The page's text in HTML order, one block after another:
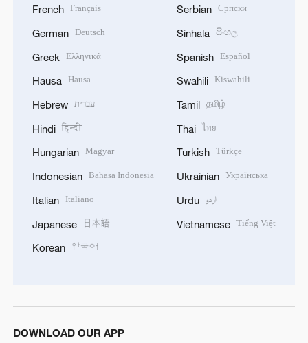
French Français
German Deutsch
Greek Ελληνικά
Hausa Hausa
Hebrew עברית
Hindi हिन्दी
Hungarian Magyar
Indonesian Bahasa Indonesia
Italian Italiano
Japanese 日本語
Korean 한국어
Serbian Српски
Sinhala සිංහල
Spanish Español
Swahili Kiswahili
Tamil தமிழ்
Thai ไทย
Turkish Türkçe
Ukrainian Українська
Urdu اردو
Vietnamese Tiếng Việt
DOWNLOAD OUR APP